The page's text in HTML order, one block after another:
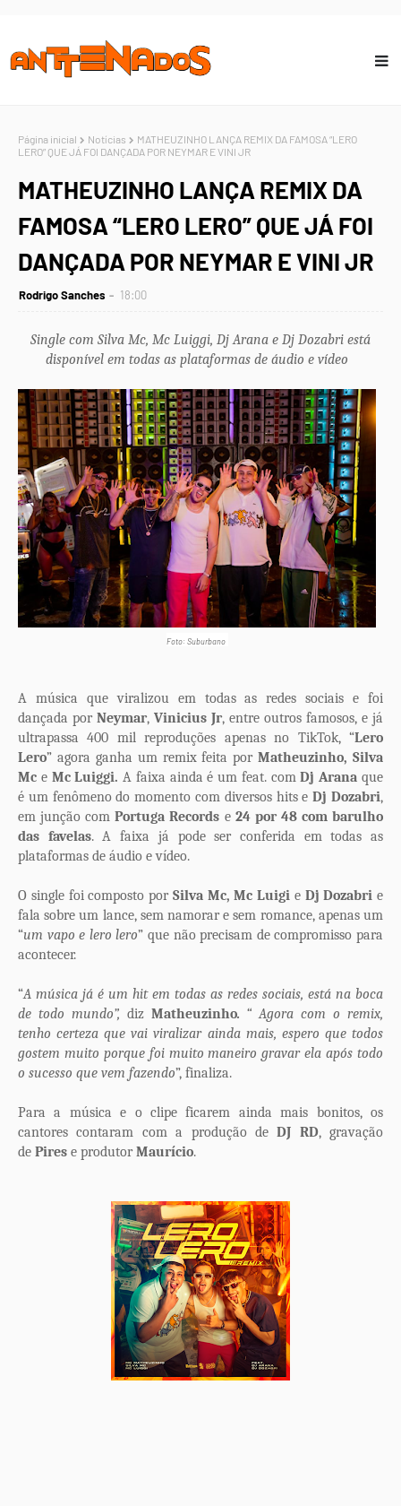
Página inicial Notícias
MATHEUZINHO LANÇA REMIX DA FAMOSA “LERO
LERO” QUE JÁ FOI DANÇADA POR NEYMAR E VINI JR
MATHEUZINHO LANÇA REMIX DA
FAMOSA “LERO LERO” QUE JÁ FOI
DANÇADA POR NEYMAR E VINI JR
Rodrigo Sanches 18:00
Single com Silva Mc, Mc Luiggi, Dj Arana e Dj Dozabri está
disponível em todas as plataformas de áudio e vídeo
Foto: Suburbano
A música que viralizou em todas as redes sociais e foi
dançada por Neymar, Vinicius Jr, entre outros famosos, e já
ultrapassa 400 mil reproduções apenas no TikTok, “Lero
Lero” agora ganha um remix feita porMatheuzinho, Silva
Mc eMc Luiggi.A faixa ainda é um feat. comDj Arana que
é um fenômeno do momento com diversos hits eDj Dozabri,
em junção comPortuga Records e 24 por 48 com barulho
das favelas. A faixa já pode ser conferida em todas as
plataformas de áudio e vídeo.
O single foi composto por Silva Mc, Mc Luigi e Dj Dozabri e
fala sobre um lance, sem namorar e sem romance, apenas um
“um vapo e lero lero” que não precisam de compromisso para
acontecer.
“A música já é um hit em todas as redes sociais, está na boca
de todo mundo”, diz Matheuzinho. “ Agora com o remix,
tenho certeza que vai viralizar ainda mais, espero que todos
gostem muito porque foi muito maneiro gravar ela após todo
o sucesso que vem fazendo”, finaliza.
Para a música e o clipe ficarem ainda mais bonitos, os
cantores contaram com a produção deDJ RD, gravação
de Pires e produtorMaurício.